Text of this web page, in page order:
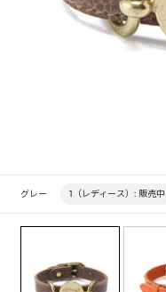
グレー 1（レディース）: 販売中